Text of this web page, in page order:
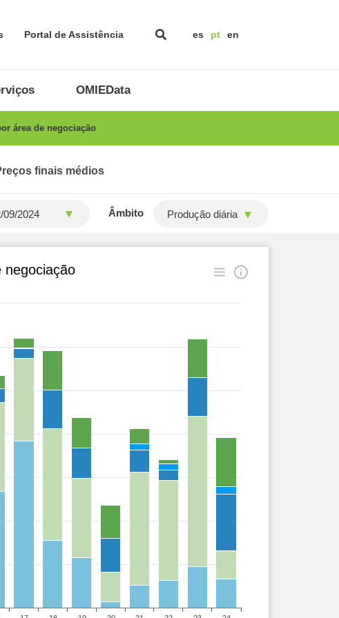
Portal de Assistência es pt en
OMIEData
área de negociação
finais médios
Âmbito Produção diária
negociação